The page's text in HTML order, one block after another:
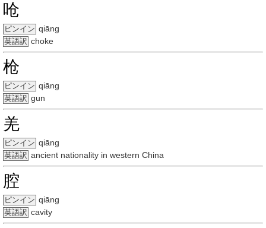
呛
ピンイン qiāng
英語訳 choke
枪
ピンイン qiāng
英語訳 gun
羌
ピンイン qiāng
英語訳 ancient nationality in western China
腔
ピンイン qiāng
英語訳 cavity